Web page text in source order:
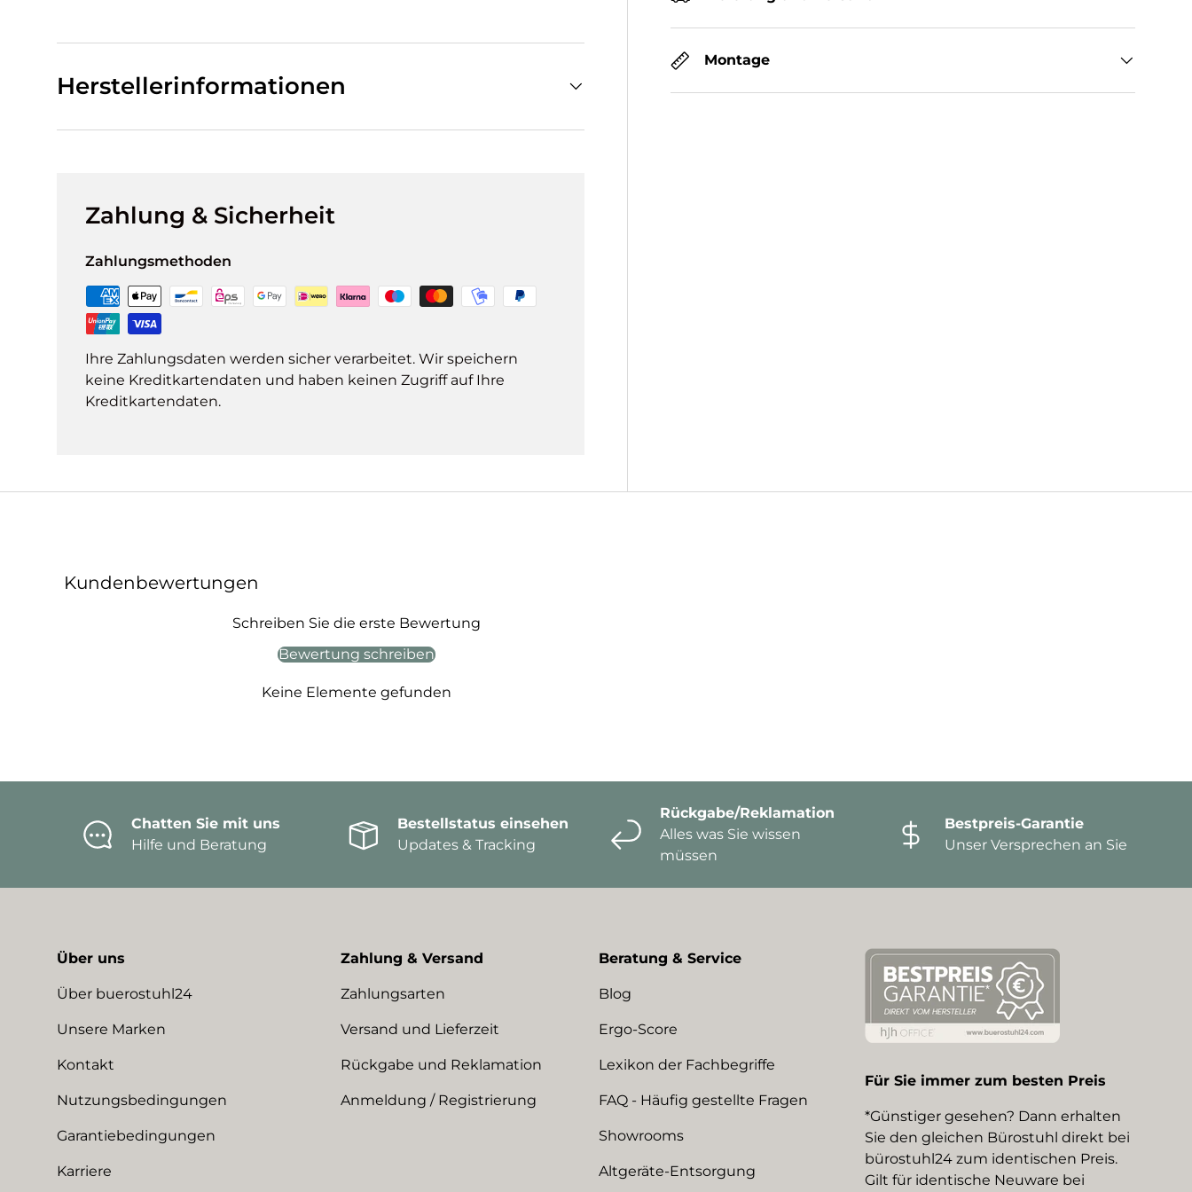
Montage
Herstellerinformationen
Zahlung & Sicherheit
Zahlungsmethoden
Ihre Zahlungsdaten werden sicher verarbeitet. Wir speichern
keine Kreditkartendaten und haben keinen Zugriff auf Ihre
Kreditkartendaten.
Kundenbewertungen
Schreiben Sie die erste Bewertung
Bewertung schreiben
Keine Elemente gefunden
Chatten Sie mit uns
Hilfe und Beratung
Bestellstatus einsehen
Updates & Tracking
Rückgabe/Reklamation
Alles was Sie wissen
müssen
Bestpreis-Garantie
Unser Versprechen an Sie
Über uns
Über buerostuhl24
Unsere Marken
Kontakt
Nutzungsbedingungen
Garantiebedingungen
Karriere
Zahlung & Versand
Zahlungsarten
Versand und Lieferzeit
Rückgabe und Reklamation
Anmeldung / Registrierung
Beratung & Service
Blog
Ergo-Score
Lexikon der Fachbegriffe
FAQ - Häufig gestellte Fragen
Showrooms
Altgeräte-Entsorgung
Für Sie immer zum besten Preis
*Günstiger gesehen? Dann erhalten
Sie den gleichen Bürostuhl direkt bei
bürostuhl24 zum identischen Preis.
Gilt für identische Neuware bei